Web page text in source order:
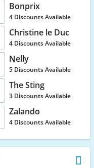
Bonprix
4 Discounts Available
Christine le Duc
4 Discounts Available
Nelly
5 Discounts Available
The Sting
3 Discounts Available
Zalando
4 Discounts Available